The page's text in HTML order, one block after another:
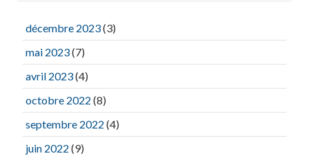
décembre 2023(3)
mai 2023(7)
avril 2023(4)
octobre 2022 (8)
septembre 2022 (4)
juin 2022 (9)